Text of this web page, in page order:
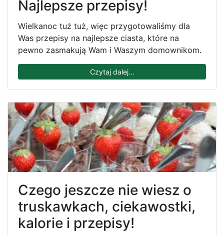
Najlepsze przepisy!
Wielkanoc tuż tuż, więc przygotowaliśmy dla
Was przepisy na najlepsze ciasta, które na
pewno zasmakują Wam i Waszym domownikom.
Czytaj dalej...
Czego jeszcze nie wiesz o
truskawkach, ciekawostki,
kalorie i przepisy!